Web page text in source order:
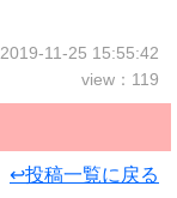
2019-11-25 15:55:42
view：119
↩投稿一覧に戻る